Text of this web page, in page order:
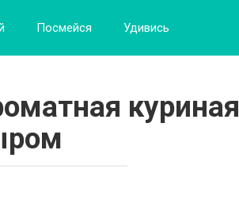
Посмейся Удивись
куриная